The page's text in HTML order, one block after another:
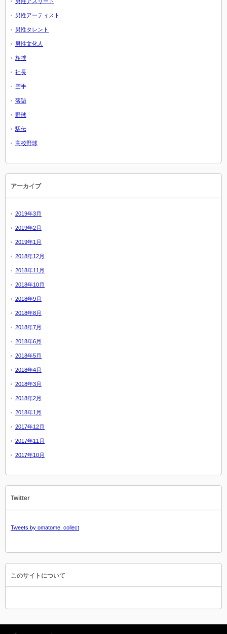
男性アーティスト
男性タレント
男性文化人
相撲
社長
空手
落語
野球
駅伝
高校野球
アーカイブ
2019年3月
2019年2月
2019年1月
2018年12月
2018年11月
2018年10月
2018年9月
2018年8月
2018年7月
2018年6月
2018年5月
2018年4月
2018年3月
2018年2月
2018年1月
2017年12月
2017年11月
2017年10月
Twitter
Tweets by omatome_collect
このサイトについて